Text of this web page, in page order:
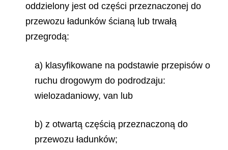
oddzielony jest od części przeznaczonej do
przewozu ładunków ścianą lub trwałą
przegrodą:
a) klasyfikowane na podstawie przepisów o
ruchu drogowym do podrodzaju:
wielozadaniowy, van lub
b) z otwartą częścią przeznaczoną do
przewozu ładunków;